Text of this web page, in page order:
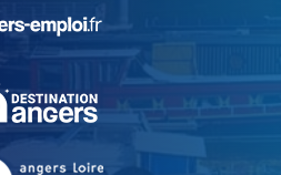
, Ouvre une nouvelle
, Ouvre une nouvelle